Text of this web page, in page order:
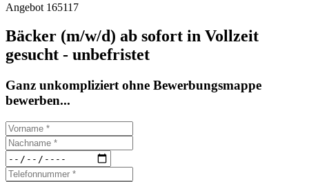
Angebot 165117
Bäcker (m/w/d) ab sofort in Vollzeit
gesucht - unbefristet
Ganz unkompliziert ohne Bewerbungsmappe
bewerben...